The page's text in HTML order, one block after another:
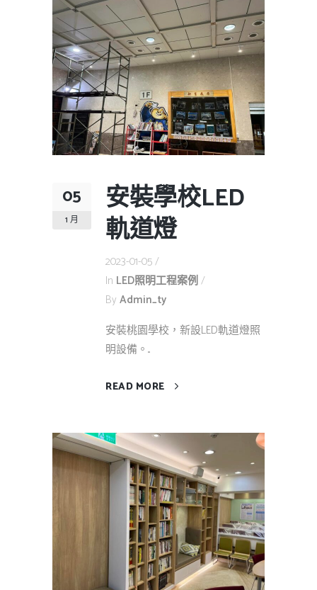
05
1 月
安裝學校LED
軌道燈
2023-01-05
In LED照明工程案例
By Admin_ty
安裝桃園學校，新設LED軌道燈照
明設備。...
READ MORE